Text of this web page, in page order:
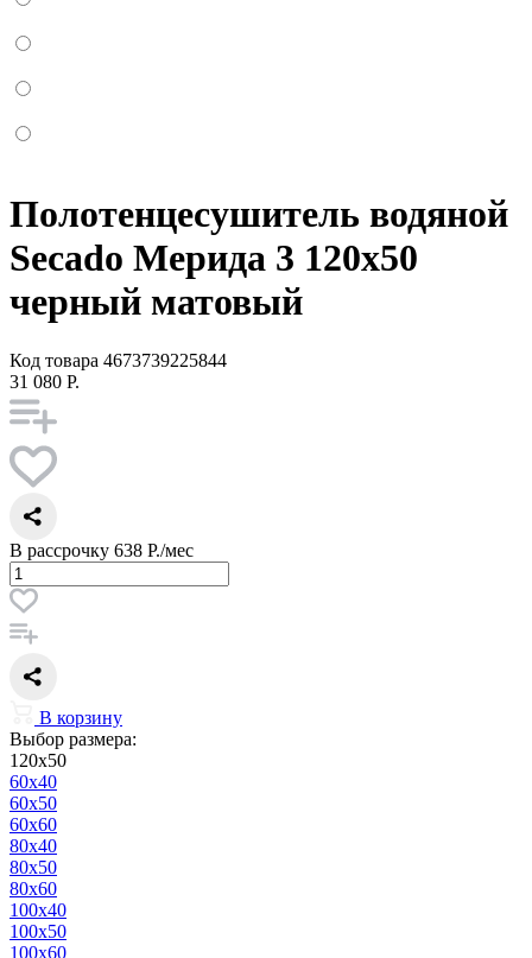
Полотенцесушитель водяной
Secado Мерида 3 120x50
черный матовый
Код товара 4673739225844
31 080 Р.
В рассрочку 638 Р./мес
В корзину
Выбор размера:
120x50
60x40
60x50
60x60
80x40
80x50
80x60
100x40
100x50
100x60